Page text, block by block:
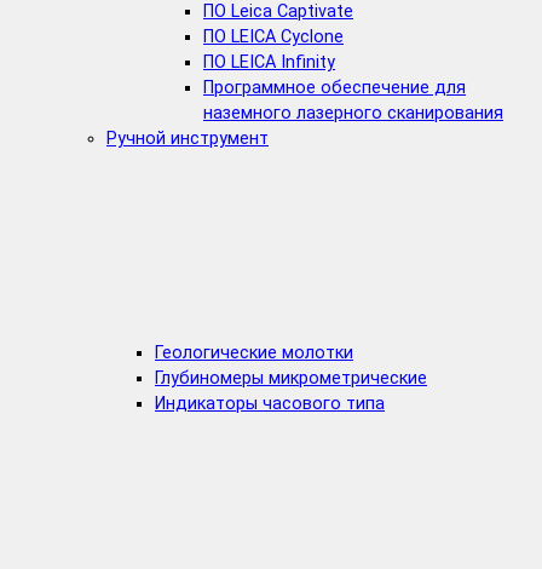
ПО Leica Captivate
ПО LEICA Cyclone
ПО LEICA Infinity
Программное обеспечение для
наземного лазерного сканирования
Ручной инструмент
Геологические молотки
Глубиномеры микрометрические
Индикаторы часового типа